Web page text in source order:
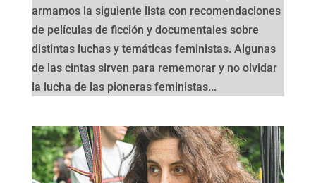
armamos la siguiente lista con recomendaciones
de películas de ficción y documentales sobre
distintas luchas y temáticas feministas. Algunas
de las cintas sirven para rememorar y no olvidar
la lucha de las pioneras feministas...